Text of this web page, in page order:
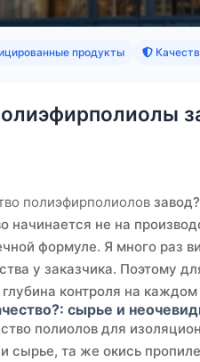
продукты
полиэфирполиолов
начинается не на
формуле. Я много раз
у заказчика. Поэтому
контроля на каждом
сырье и
полиолов для
сырье, та же окись